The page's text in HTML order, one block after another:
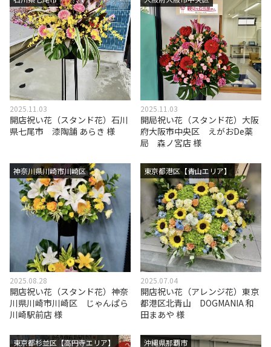
2025.11.03
開店祝い花（スタンド花）石川
県七尾市 漆陶舗 あらき 様
2025.11.03
開局祝い花（スタンド花）大阪
府大阪市中央区 えがおDe薬
局 森ノ宮店 様
神奈川県川崎市川崎区
2025.08.28
開店祝い花（スタンド花）神奈
川県川崎市川崎区 じゃんぱら
川崎駅前店 様
東京都港区【青山エリア】
2025.07.04
開店祝い花（アレンジ花）東京
都港区北青山 DOGMANIA 和
田まあや 様
東京都杉並区【高円寺エリア】 沖縄県那覇市